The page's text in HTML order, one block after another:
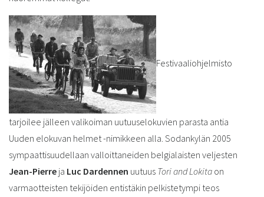
Festivaaliohjelmisto
tarjoilee jälleen valikoiman uutuuselokuvien parasta antia
Uuden elokuvan helmet -nimikkeen alla. Sodankylän 2005
sympaattisuudellaan valloittaneiden belgialaisten veljesten
Jean-Pierre ja Luc Dardennen uutuus Tori and Lokita on
varmaotteisten tekijöiden entistäkin pelkistetympi teos